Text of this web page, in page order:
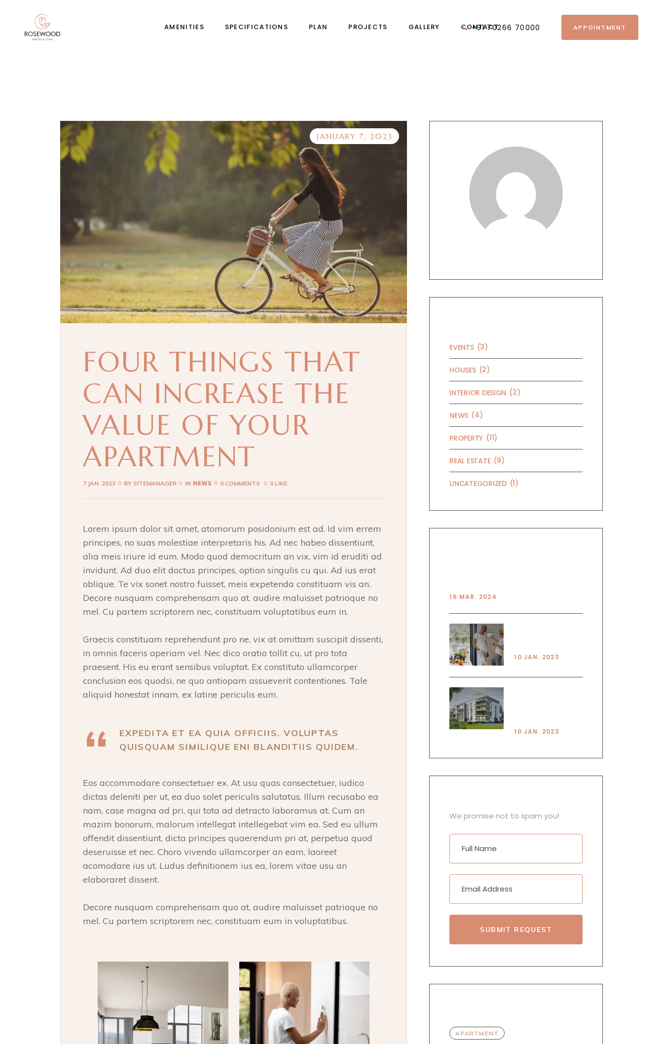
AMENITIES SPECIFICATIONS PLAN PROJECTS GALLERY CONTACT
+91 70266 70000 APPOINTMENT
JANUARY 7, 2023
FOUR THINGS THAT
CAN INCREASE THE
VALUE OF YOUR
APARTMENT
7 JAN. 2023 BY SITEMANAGER IN NEWS 0 COMMENTS 0 LIKE
Lorem ipsum dolor sit amet, atomorum posidonium est ad. Id vim errem
principes, no suas molestiae interpretaris his. Ad nec habeo dissentiunt,
alia meis iriure id eum. Modo quod democritum an vix, vim id eruditi ad
invidunt. Ad duo elit doctus principes, option singulis cu qui. Ad ius erat
oblique. Te vix sonet nostro fuisset, meis expetenda constituam vis an.
Decore nusquam comprehensam quo at, audire maluisset patrioque no
mel. Cu partem scriptorem nec, constituam voluptatibus eum in.
Graecis constituam reprehendunt pro ne, vix at omittam suscipit dissenti,
in omnis faceris aperiam vel. Nec dico oratio tollit cu, ut pro tota
praesent. His eu erant sensibus voluptat. Ex constituto ullamcorper
conclusion eos quodsi, ne quo antiopam assueverit contentiones. Tale
aliquid honestat innam, ex latine periculis eum.
EXPEDITA ET EA QUIA OFFICIIS. VOLUPTAS
QUISQUAM SIMILIQUE ENI BLANDITIIS QUIDEM.
Eos accommodare consectetuer ex. At usu quas consectetuer, iudico
dictas deleniti per ut, ea duo solet periculis salutatus. Illum recusabo ea
nam, case magna ad pri, qui tota ad detracto laboramus at. Cum an
mazim bonorum, malorum intellegat intellegebat vim ea. Sed eu ullum
offendit dissentiunt, dicta principes quaerendum pri at, perpetua quod
deseruisse et nec. Choro vivendo ullamcorper an eam, laoreet
acomodare ius ut. Ludus definitionem ius ea, lorem vitae usu an
elaboraret dissent.
Decore nusquam comprehensam quo at, audire maluisset patrioque no
mel. Cu partem scriptorem nec, constituam eum in voluptatibus.
EVENTS (3)
HOUSES (2)
INTERIOR DESIGN (2)
NEWS (4)
PROPERTY (11)
REAL ESTATE (9)
UNCATEGORIZED (1)
15 MAR. 2024
10 JAN. 2023
10 JAN. 2023
We promise not to spam you!
SUBMIT REQUEST
APARTMENT